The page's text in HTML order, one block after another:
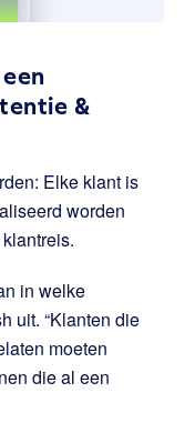
&
Elke klant is
worden
in welke
uit. “Klanten die
moeten
die al een